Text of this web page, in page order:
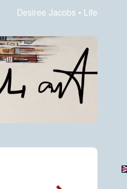
Desiree Jacobs Life